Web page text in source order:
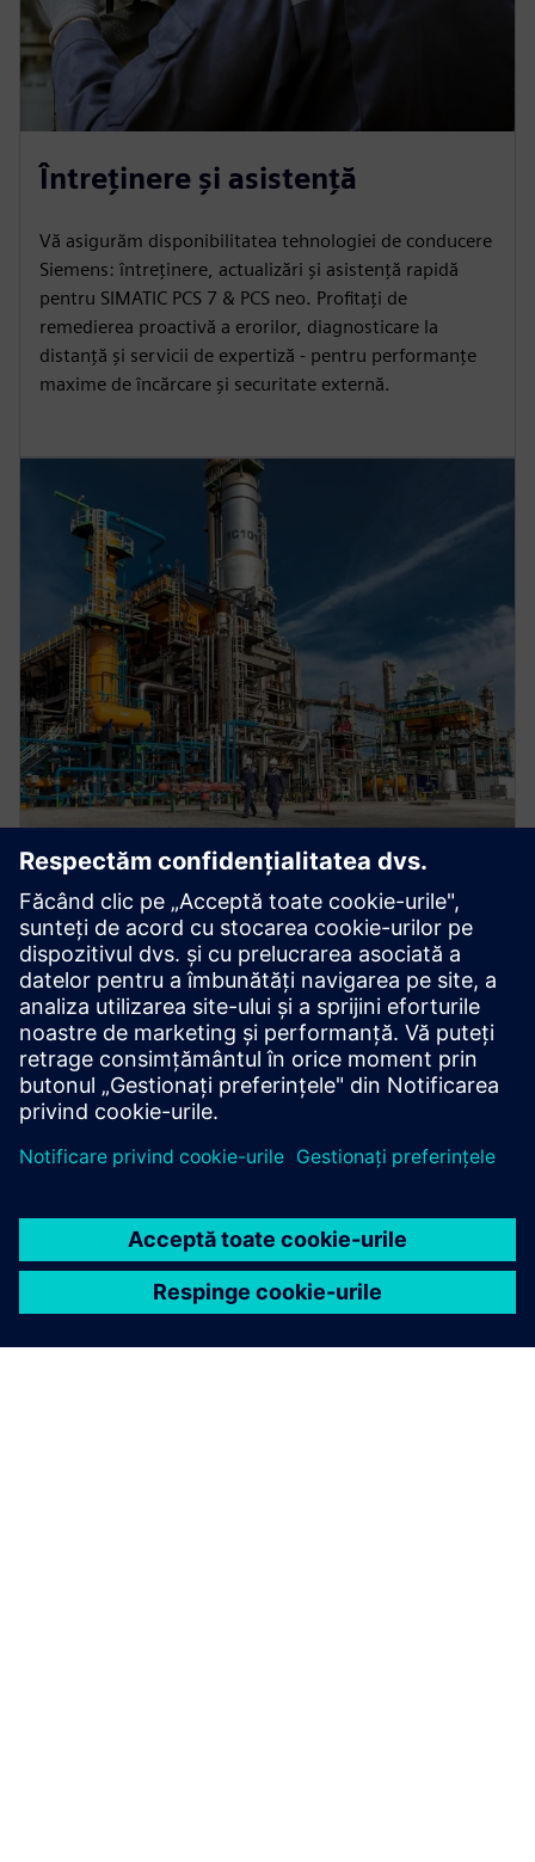
Întreţinere şi asistenţă
Vă asigurăm disponibilitatea tehnologiei de conducere
Siemens: întreținere, actualizări și asistență rapidă
pentru SIMATIC PCS 7 & PCS neo. Profitați de
remedierea proactivă a erorilor, diagnosticare la
distanță și servicii de expertiză - pentru performanțe
maxime de încărcare și securitate externă.
Oferte speciale
SIMATIC PCS neo readyness Analiza sistemelor SIMATIC
PCS 7 - Documentație GMP, validare și teste de
recuperare - Sisteme de securitate cibernetică și
analiză a greutății - Infrastructură de sisteme virtuale